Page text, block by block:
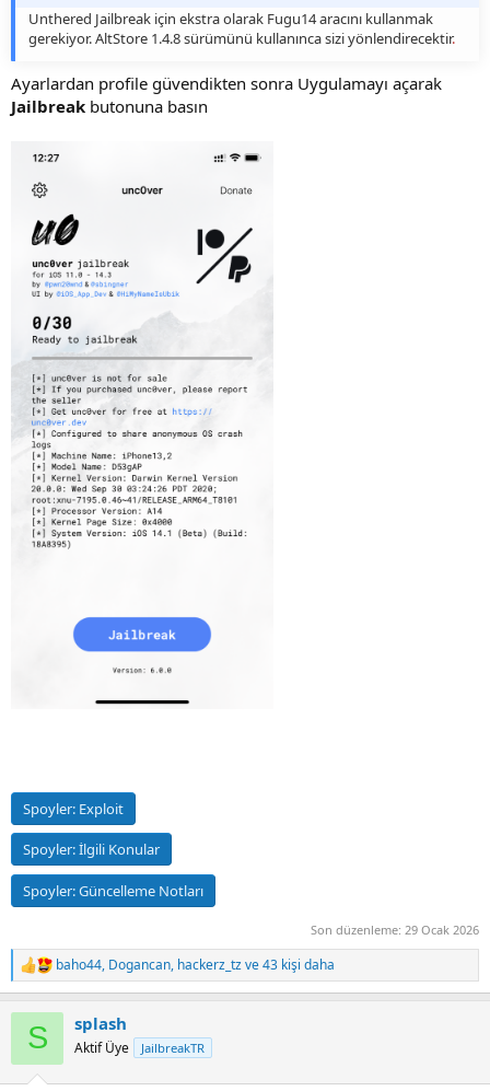
Unthered Jailbreak için ekstra olarak Fugu14 aracını kullanmak
gerekiyor. AltStore 1.4.8 sürümünü kullanınca sizi yönlendirecektir.
Ayarlardan profile güvendikten sonra Uygulamayı açarak
Jailbreak butonuna basın
Spoyler: Exploit
Spoyler:İlgili Konular
Spoyler:Güncelleme Notları
Son düzenleme: 29 Ocak 2026
R
e
baho44, Dogancan, hackerz_tzve 43 kişi daha
S splash
Aktif Üye JailbreakTR